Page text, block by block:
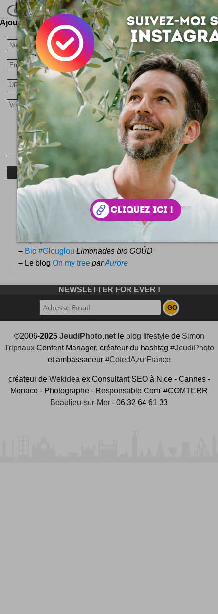
Narghilé design by Nedda El-Asmar 980 euros
Ajoutez votre avis !
Autres trucs à lire :
–
#Art #Concept #NYC Anish Kapoor prend
Bridge Park
#projet #culture
– Bio #Glouglou Limonades bio GOÛD
– Le blog On my tree parAurore
NEWSLETTER FOR EVER !
©2006-2025 JeudiPhoto.netle blog lifestylede Simon
TripnauxContent Manager, créateur du hashtag #JeudiPhoto
et ambassadeur #CotedAzurFrance
créateur de Wekidea ex Consultant SEO à Nice - Cannes -
Monaco - Photographe - Responsable Com' #COMTERR
Beaulieu-sur-Mer - 06 32 64 61 33